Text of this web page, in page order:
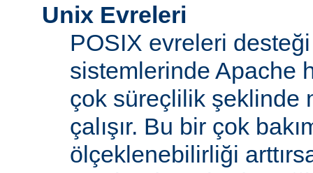
Unix Evreleri
POSIX evreleri
sistemlerinde Apache
çok süreçlilik şeklinde
çalışır. Bu bir çok
ölçeklenebilirliği